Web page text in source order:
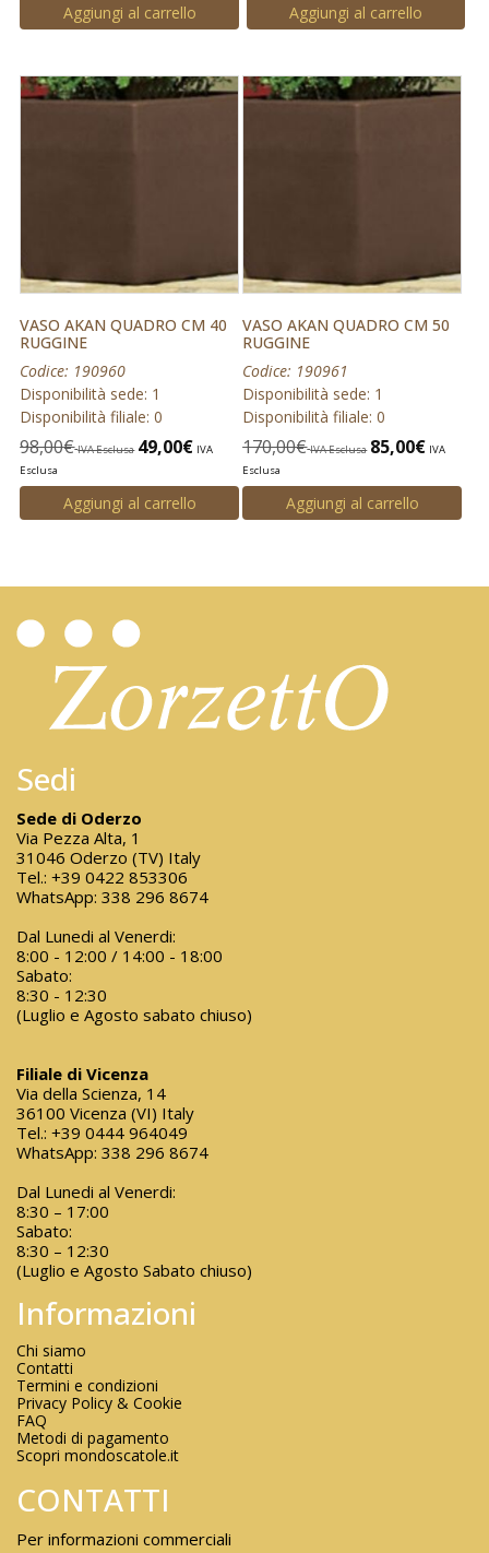
Aggiungi al carrello Aggiungi al carrello
VASO AKAN QUADRO CM 40
RUGGINE
Codice: 190960
Disponibilità sede: 1
Disponibilità filiale: 0
98,00€ IVA Esclusa 49,00€ IVA
Esclusa
Aggiungi al carrello
VASO AKAN QUADRO CM 50
RUGGINE
Codice: 190961
Disponibilità sede: 1
Disponibilità filiale: 0
170,00€ IVA Esclusa 85,00€ IVA
Esclusa
Aggiungi al carrello
Sedi
Sede di Oderzo
Via Pezza Alta, 1
31046 Oderzo (TV) Italy
Tel.: +39 0422 853306
WhatsApp: 338 296 8674
Dal Lunedi al Venerdi:
8:00 - 12:00 / 14:00 - 18:00
Sabato:
8:30 - 12:30
(Luglio e Agosto sabato chiuso)
Filiale di Vicenza
Via della Scienza, 14
36100 Vicenza (VI) Italy
Tel.: +39 0444 964049
WhatsApp: 338 296 8674
Dal Lunedi al Venerdi:
8:30 – 17:00
Sabato:
8:30 – 12:30
(Luglio e Agosto Sabato chiuso)
Informazioni
Chi siamo
Contatti
Termini e condizioni
Privacy Policy & Cookie
FAQ
Metodi di pagamento
Scopri mondoscatole.it
CONTATTI
Per informazioni commerciali